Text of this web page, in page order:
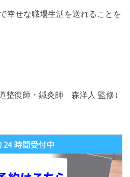
幸せな職場生活を送れることを
道整復師・鍼灸師 森洋人 監修）